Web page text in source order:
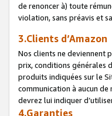
de renoncer à) toute
violation, sans préavis et
3.Clients d’Amazon
Nos clients ne deviennent
prix, conditions générales
produits indiquées sur le
communication à aucun de
devrez lui indiquer
4.Garanties